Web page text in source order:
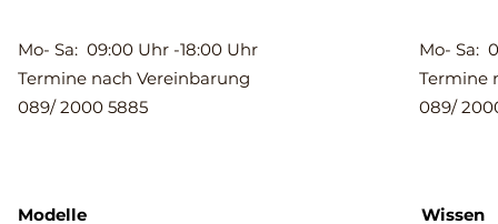
Mo- Sa: 09:00 Uhr -18:00 Uhr
Termine nach Vereinbarung
089/ 2000 5885
Modelle
Mo- Sa:
Termine
089/
Wissen